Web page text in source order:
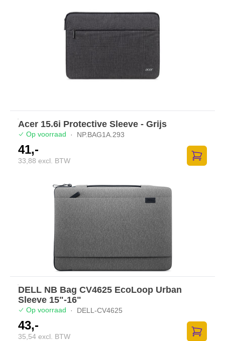
Acer 15.6i Protective Sleeve - Grijs
Op voorraad · NP.BAG1A.293
41,-
33,88 excl. BTW
DELL NB Bag CV4625 EcoLoop Urban
Sleeve 15"-16"
Op voorraad · DELL-CV4625
43,-
35,54 excl. BTW